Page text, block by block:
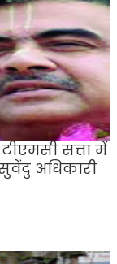
सत्ता में
अधिकारी